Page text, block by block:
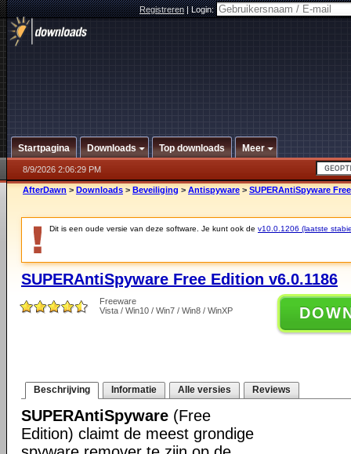
Registreren|Login:
Startpagina Downloads Top downloads Meer
8/9/2026 2:06:29 PM
AfterDawn > Downloads > Beveiliging > Antispyware > SUPERAntiSpyware
Dit is een oude versie van deze software. Je kunt ook de v10.0.1206 (laatste
SUPERAntiSpyware Free Edition v6.0.1186
Freeware
Vista / Win10 / Win7 / Win8 / WinXP
Beschrijving Informatie Alle versies Reviews
SUPERAntiSpyware (Free
Edition) claimt de meest grondige